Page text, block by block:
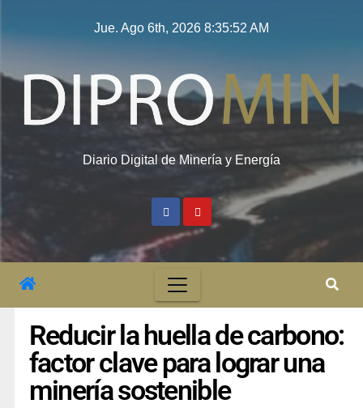
Jue. Ago 6th, 2026 8:35:53 AM
Diario Digital de Minería y Energía
Reducir la huella de carbono:
factor clave para lograr una
minería sostenible